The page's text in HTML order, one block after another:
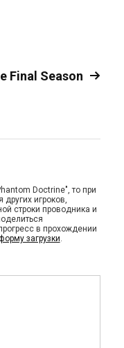
Final Season
Doctrine", то при
игроков,
строки проводника и
в прохождении
загрузки.